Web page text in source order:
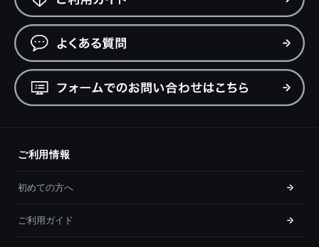
ご利用情報
初めての方へ
ご利用ガイド